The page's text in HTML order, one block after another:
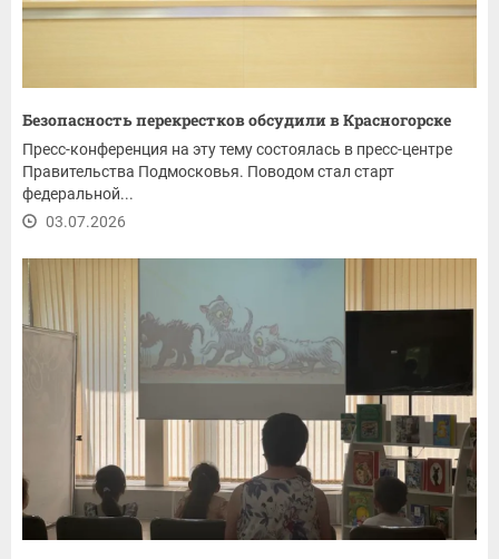
Безопасность перекрестков обсудили в Красногорске
Пресс-конференция на эту тему состоялась в пресс-центре
Правительства Подмосковья. Поводом стал старт
федеральной...
03.07.2026